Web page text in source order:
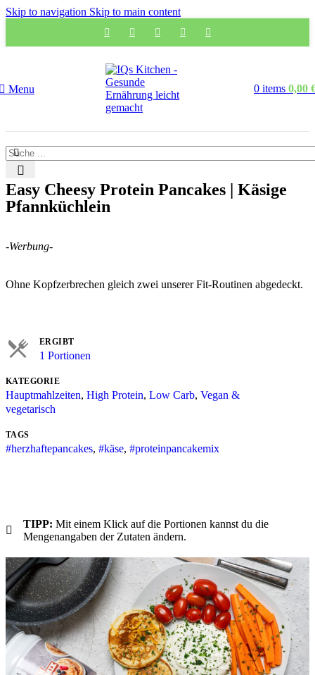
Skip to navigation Skip to main content
Menu 0 items 0,00
Easy Cheesy Protein Pancakes | Käsige
Pfannküchlein
-Werbung-
Ohne Kopfzerbrechen gleich zwei unserer Fit-Routinen abgedeckt.
ERGIBT
1 Portionen
KATEGORIE
Hauptmahlzeiten, High Protein, Low Carb, Vegan &
vegetarisch
TAGS
#herzhaftepancakes, #käse, #proteinpancakemix
TIPP: Mit einem Klick auf die Portionen kannst du die
Mengenangaben der Zutaten ändern.